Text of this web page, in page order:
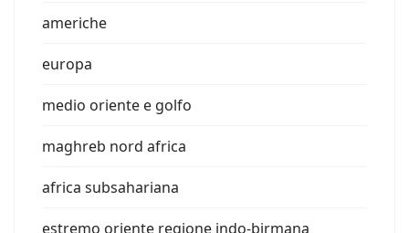
americhe
europa
medio oriente e golfo
maghreb nord africa
africa subsahariana
estremo oriente regione indo-birmana